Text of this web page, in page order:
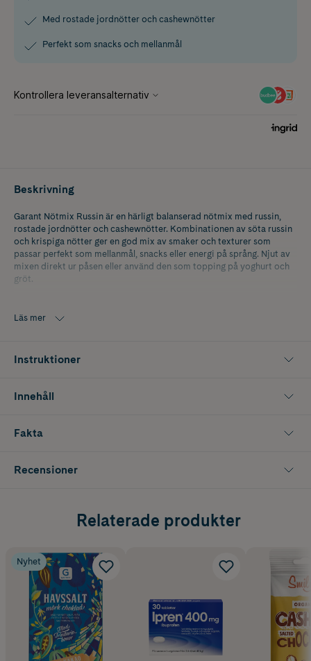
Med rostade jordnötter och cashewnötter
Perfekt som snacks och mellanmål
Beskrivning
Garant Nötmix Russin är en härligt balanserad nötmix med russin,
rostade jordnötter och cashewnötter. Kombinationen av söta russin
och krispiga nötter ger en god mix av smaker och texturer som
passar perfekt som mellanmål, snacks eller energi på språng. Njut av
mixen direkt ur påsen eller använd den som topping på yoghurt och
gröt.
Läs mer
Instruktioner
Innehåll
Fakta
Recensioner
Relaterade produkter
Nyhet